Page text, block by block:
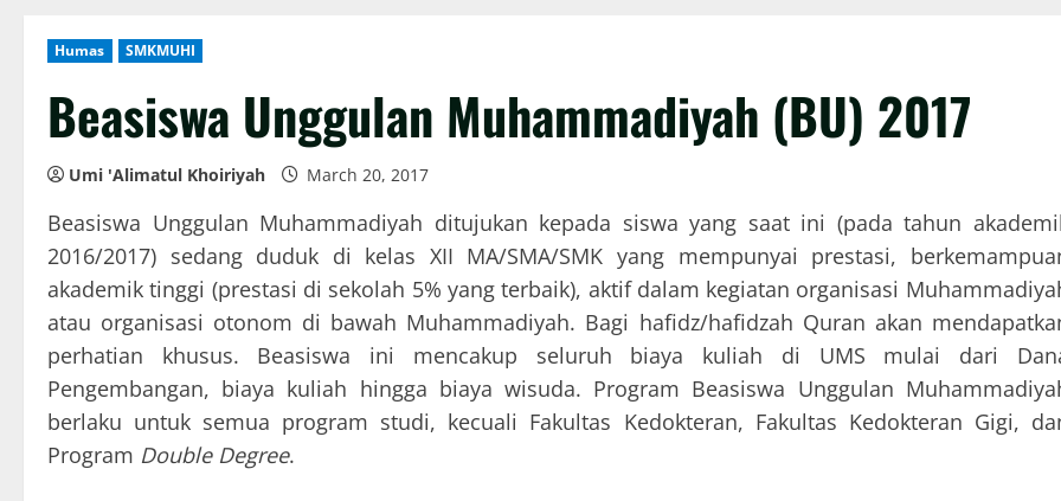
Humas SMKMUHI
Beasiswa Unggulan Muhammadiyah (BU) 2017
Umi 'Alimatul Khoiriyah March 20, 2017
Beasiswa Unggulan Muhammadiyah ditujukan kepada siswa yang saat ini (pada tahun
2016/2017) sedang duduk di kelas XII MA/SMA/SMK yang mempunyai prestasi,
akademik tinggi (prestasi di sekolah 5% yang terbaik), aktif dalam kegiatan organisasi
atau organisasi otonom di bawah Muhammadiyah. Bagi hafidz/hafidzah Quran akan
perhatian khusus. Beasiswa ini mencakup seluruh biaya kuliah di UMS mulai dari
Pengembangan, biaya kuliah hingga biaya wisuda. Program Beasiswa Unggulan
berlaku untuk semua program studi, kecuali Fakultas Kedokteran, Fakultas Kedokteran Gigi,
Program Double Degree.